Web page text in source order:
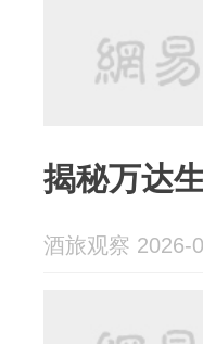
揭秘万达
酒旅观察 2026-